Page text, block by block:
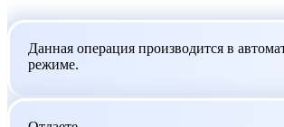
Данная операция производится в
режиме.